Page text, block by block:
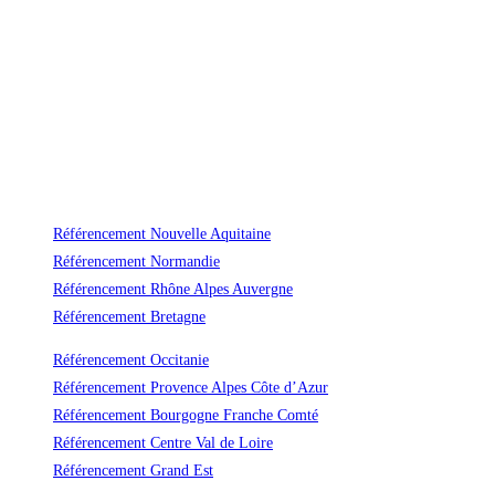
Référencement Nouvelle Aquitaine
Référencement Normandie
Référencement Rhône Alpes Auvergne
Référencement Bretagne
Référencement Occitanie
Référencement Provence Alpes Côte d’Azur
Référencement Bourgogne Franche Comté
Référencement Centre Val de Loire
Référencement Grand Est